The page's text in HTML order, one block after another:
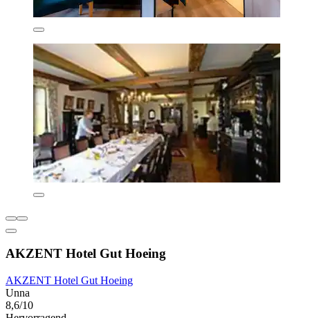
AKZENT Hotel Gut Hoeing
AKZENT Hotel Gut Hoeing
Unna
8,6/10